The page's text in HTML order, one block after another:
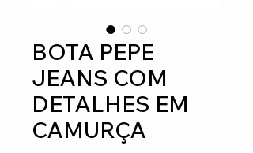
BOTA PEPE
JEANS COM
DETALHES EM
CAMURÇA